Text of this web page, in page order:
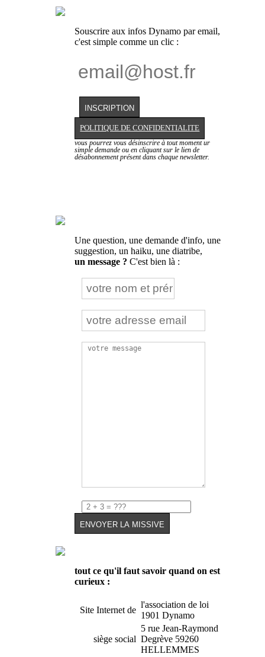
Souscrire aux infos Dynamo par email,
c'est simple comme un clic :
POLITIQUE DE CONFIDENTIALITE
vous pourrez vous désinscrire à tout moment ur
simple demande ou en cliquant sur le lien de
désabonnement présent dans chaque newsletter.
Une question, une demande d'info, une
suggestion, un haiku, une diatribe,
un message ? C'est bien là :
tout ce qu'il faut savoir quand on est
curieux :
Site Internet de
l'association de loi
1901 Dynamo
siège social
5 rue Jean-Raymond
Degrève 59260
HELLEMMES